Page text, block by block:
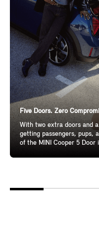
Five Doors. Zero
With two extra doors and
getting passengers, pups,
of the MINI Cooper 5 Door